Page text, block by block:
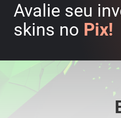
Avalie seu
skins no Pix!